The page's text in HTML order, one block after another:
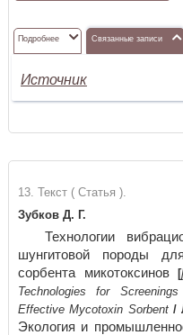
Подробнее Связанные записи
Источник
13. Текст ( Статья ).
Зубков Д. Г.
Технологии
шунгитовой породы
сорбента микотоксинов
[
Technologies for
Effective Mycotoxin Sorbent /
Экология и